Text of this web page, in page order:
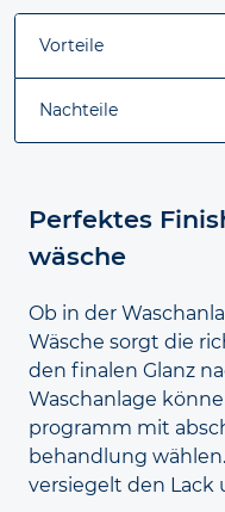
Vorteile
Nachteile
Perfektes
wäsche
Ob in der
Wäsche sorgt die
den finalen Glanz
Waschanlage
programm mit
behandlung
versiegelt den Lack